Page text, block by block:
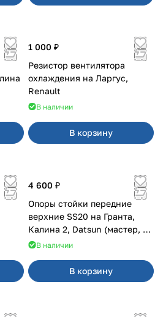
1 000 ₽
Резистор вентилятора
охлаждения на Ларгус,
Renault
В наличии
В корзину
4 600 ₽
Опоры стойки передние
верхние SS20 на Гранта,
Калина 2, Datsun (мастер, с
ЭлУР, с подшипником) 2шт
В наличии
В корзину